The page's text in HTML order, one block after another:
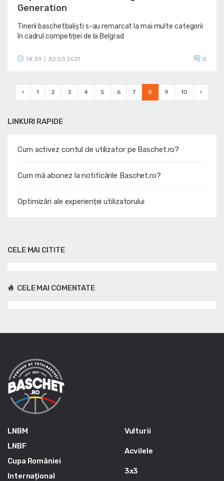
LINKURI RAPIDE
Cum activez contul de utilizator pe Baschet.ro?
Cum mă abonez la notificările Baschet.ro?
Optimizări ale experienței utilizatorului
Generation
Tinerii baschetbaliști s-au remarcat la mai multe categorii
în cadrul competiției de la Belgrad
14:39 30.03.2021 0
‹ 1 2 3 4 5 6 7 8 9 10 ›
CELE MAI CITITE
CELE MAI COMENTATE
LNBM
LNBF
Cupa României
Internațional
Vulturii
Acvilele
3x3